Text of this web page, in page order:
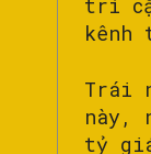
kênh
Trái
này,
tỷ